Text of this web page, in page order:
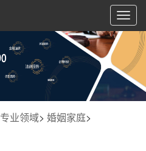
切
换
航
专业领域> 婚姻家庭>